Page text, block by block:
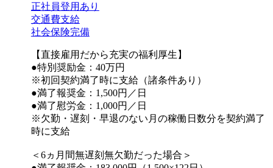
正社員登用あり
交通費支給
社会保険完備
【直接雇用だから充実の福利厚生】
●特別奨励金：40万円
※初回契約満了時に支給（諸条件あり）
●満了報奨金：1,500円／日
●満了慰労金：1,000円／日
※欠勤・遅刻・早退のない月の稼働日数分を契約満了
時に支給
＜6ヵ月間無遅刻無欠勤だった場合＞